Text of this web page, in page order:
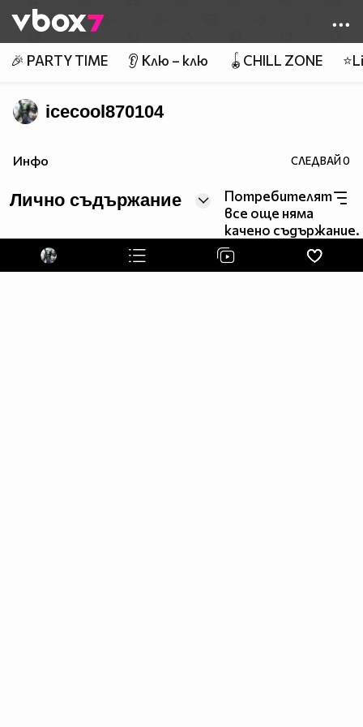
👾
🎉 PARTY TIME 👂 Клю – клю 🪀CHILL ZONE
icecool870104
Инфо СЛЕДВАЙ0
Лично съдържание
Потребителят
все още няма
качено съдържание.